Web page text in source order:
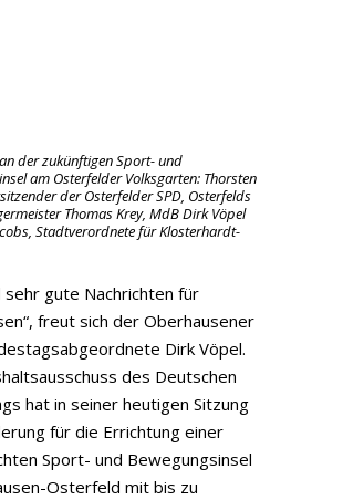
der zukünftigen Sport- und
am Osterfelder Volksgarten: Thorsten
der Osterfelder SPD, Osterfelds
Thomas Krey, MdB Dirk Vöpel
Stadtverordnete für Klosterhardt-
sehr gute Nachrichten für
freut sich der Oberhausener
Dirk Vöpel.
des Deutschen
hat in seiner heutigen Sitzung
für die Errichtung einer
Sport- und Bewegungsinsel
Osterfeld mit bis zu